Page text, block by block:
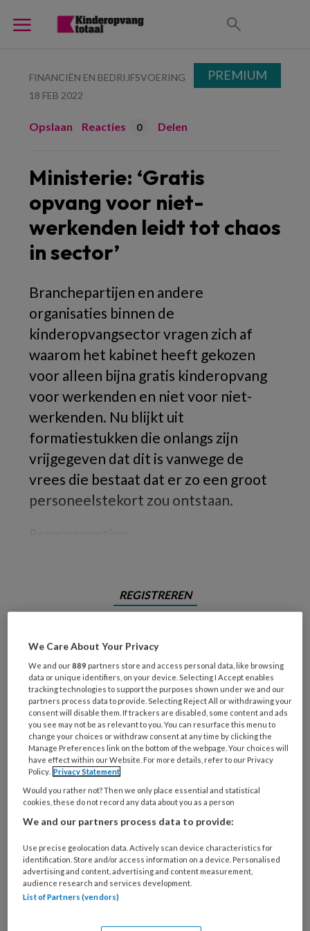
FINANCIËN EN BEDRIJFSVOERING
18 FEB 2022
Opslaan Reacties 0 Delen
Ministerie: ‘Gratis
opvang voor niet-
werkenden leidt tot chaos
in sector’
Branchepartijen en andere
organisaties binnen de
kinderopvangsector vragen zich af
waarom het kabinet heeft gekozen
voor alleen bijna gratis kinderopvang
voor werkenden en niet voor niet-
werkenden. Nu blijkt uit
formatiestukken die onlangs zijn
vrijgegeven dat dit is vanwege de
vrees die bestaat dat er zo een groot
personeelstekort zou ontstaan.
REGISTREREN
Maak gratis een account aan en lees 2
artikelen gratis per maand
Al een account of abonnement?Log dan in
Wat
is
je
e-
mailadres?
Kies
je
wachtwoord*
Kies
je
functie *
PREMIUM
We Care About Your Privacy
We and our889 partners store and access personal data, like browsing
data or unique identifiers, on your device. Selecting I Accept enables
tracking technologies to support the purposes shown under we and our
partners process data to provide. Selecting Reject All or withdrawing your
consent will disable them. If trackers are disabled, some content and ads
you see may not be as relevant to you. You can resurface this menu to
change your choices or withdraw consent at any time by clicking the
Manage Preferences link on the bottom of the webpage. Your choices will
have effect within our Website. For more details, refer to our Privacy
Policy. Privacy Statement
Would you rather not? Then we only place essential and statistical
cookies, these do not record any data about you as a person
We and our partners process data to provide:
Use precise geolocation data. Actively scan device characteristics for
identification. Store and/or access information on a device. Personalised
advertising and content, advertising and content measurement,
audience research and services development.
List of Partners (vendors)